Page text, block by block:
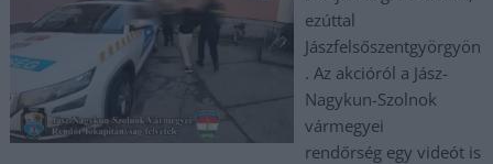
ezúttal
Jászfelsőszentgyörgyön
. Az akcióról a Jász-
Nagykun-Szolnok
vármegyei
rendőrség egy videót is